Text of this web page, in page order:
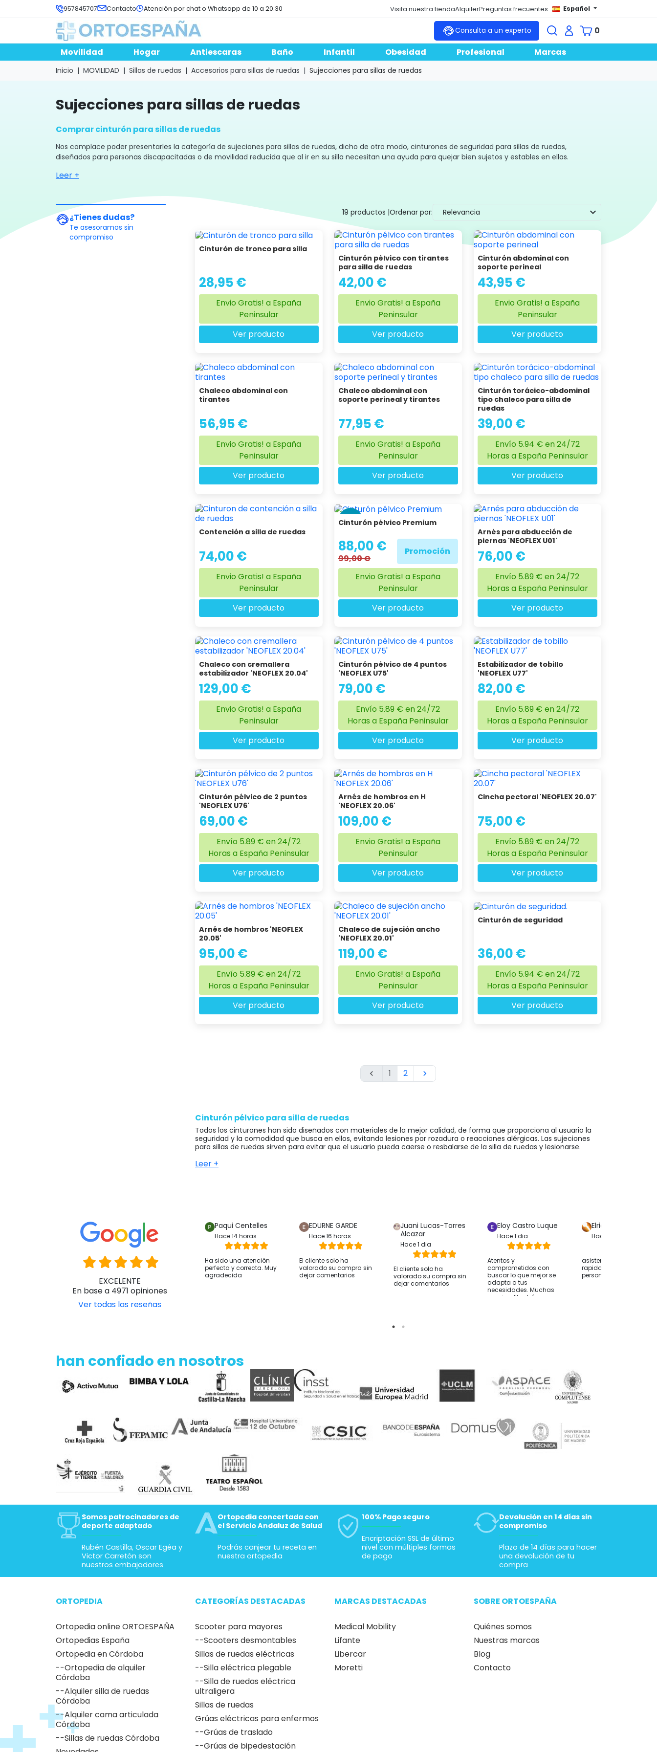
957845707 Contacto Atención por chat o Whatsapp de 10 a 20.30 Visita nuestra tiendaAlquilerPreguntas frecuentes Español
Consulta a un experto
0
Movilidad
Hogar Antiescaras Baño Infantil Obesidad Profesional Marcas
Inicio MOVILIDAD Sillas de ruedas Accesorios para sillas de ruedas Sujecciones para sillas de ruedas
sujecciones para sillas de ruedas
Comprar cinturón para sillas de ruedas
Nos complace poder presentarles la categoría de sujeciones para sillas de ruedas, dicho de otro modo, cinturones de seguridad para sillas de ruedas,
diseñados para personas discapacitadas o de movilidad reducida que al ir en su silla necesitan una ayuda para quejar bien sujetos y estables en ellas.
Leer +
¿Tienes dudas?
Te asesoramos sin
compromiso
19 productos |Ordenar por: Relevancia expand_more
Cinturón de tronco para silla
28,95 €
Envio Gratis! a España
Peninsular
Ver producto
Cinturón pélvico con tirantes
para silla de ruedas
42,00 €
Envio Gratis! a España
Peninsular
Ver producto
Cinturón abdominal con
soporte perineal
43,95 €
Envio Gratis! a España
Peninsular
Ver producto
Chaleco abdominal con
tirantes
56,95 €
Envio Gratis! a España
Peninsular
Ver producto
Chaleco abdominal con
soporte perineal y tirantes
77,95 €
Envio Gratis! a España
Peninsular
Ver producto
Cinturón torácico-abdominal
tipo chaleco para silla de
ruedas
39,00 €
Envío 5.94 € en 24/72
Horas a España Peninsular
Ver producto
Contención a silla de ruedas
74,00 €
Envio Gratis! a España
Peninsular
Ver producto
-11 %
Cinturón pélvico Premium
88,00 €
99,00 €
Promoción
Envio Gratis! a España
Peninsular
Ver producto
Arnés para abducción de
piernas 'NEOFLEX U01'
76,00 €
Envío 5.89 € en 24/72
Horas a España Peninsular
Ver producto
Chaleco con cremallera
estabilizador 'NEOFLEX 20.04'
129,00 €
Envio Gratis! a España
Peninsular
Ver producto
Cinturón pélvico de 4 puntos
'NEOFLEX U75'
79,00 €
Envío 5.89 € en 24/72
Horas a España Peninsular
Ver producto
Estabilizador de tobillo
'NEOFLEX U77'
82,00 €
Envío 5.89 € en 24/72
Horas a España Peninsular
Ver producto
Cinturón pélvico de 2 puntos
'NEOFLEX U76'
69,00 €
Envío 5.89 € en 24/72
Horas a España Peninsular
Ver producto
Arnés de hombros en H
'NEOFLEX 20.06'
109,00 €
Envio Gratis! a España
Peninsular
Ver producto
Cincha pectoral 'NEOFLEX 20.07'
75,00 €
Envío 5.89 € en 24/72
Horas a España Peninsular
Ver producto
Arnés de hombros 'NEOFLEX
20.05'
95,00 €
Envío 5.89 € en 24/72
Horas a España Peninsular
Ver producto
Chaleco de sujeción ancho
'NEOFLEX 20.01'
119,00 €
Envio Gratis! a España
Peninsular
Ver producto
Cinturón de seguridad
36,00 €
Envío 5.94 € en 24/72
Horas a España Peninsular
Ver producto
 1 2 
Cinturón pélvico para silla de ruedas
Todos los cinturones han sido diseñados con materiales de la mejor calidad, de forma que proporciona al usuario la
seguridad y la comodidad que busca en ellos, evitando lesiones por rozadura o reacciones alérgicas. Las sujeciones
para sillas de ruedas sirven para evitar que el usuario pueda caerse o resbalarse de la silla de ruedas y lesionarse.
Existen varios tipos de cinturones para sillas de ruedas y se los presentamos a continuación.
la espalda para mantener una postura recta y segura. Estos cinturones están diseñados para las personas que
tienden a encorvarse o que tienen un control limitado de su columna y espalda, evitando que al adoptar una mala
postura pueda caerse o sufrir lesiones.
Los cinturones abdominales con sujeción perineal consisten en una especie de arnés-cinturón que sujeta la zona
perineal, como bien su nombre indica, además de sujetar la zona abdominal. Estos están diseñados para las personas
con control limitado de su cuerpo que se deslizan en su silla, evitando que puedan caerse y lesionarse.
proporciona al usuario seguridad, lo que le ayudará a querer moverse de forma más independiente solo, y de esta
Para una experiencia de uso satisfactoria les recomendamos tengan en cuenta la talla de los sistemas de sujeción
para sillas de ruedas que requieran, ya que, una talla elegida erróneamente puede provocar lesiones, rozaduras o
incluso deslizamientos y caídas.
Comprar sujeciones para sillas de ruedas nunca había sido tan sencillo y cómodo, ya que, en la página web de
nuestra ortopedia podrá encontrar el producto que más le convenga y que mejor se adapte a sus necesidades, y
especializados en la materia que estarán encantados de ayudarles en su elección y asesorarlos en el caso de que
fuera necesario, de forma que la elección y compra del producto sea satisfactoria.
Leer +
EXCELENTE
En base a 4971 opiniones
Ver todas las reseñas
Paqui Centelles
Hace 14 horas
Ha sido una atención
perfecta y correcta. Muy
agradecida
EDURNE GARDE
Hace 16 horas
El cliente solo ha
valorado su compra sin
dejar comentarios
Juani Lucas-Torres
Alcazar
Hace 1 dia
El cliente solo ha
valorado su compra sin
dejar comentarios
Eloy Castro Luque
Hace 1 dia
Atentos y
comprometidos con
buscar lo que mejor se
adapta a tus
necesidades. Muchas
gracias Abrahán.
Elric Stormbringer
Hace 1 dia
asistencia muy amable,
rapida y eficaz por una
persona real
han confiado en nosotros
Somos patrocinadores de
deporte adaptado
Rubén Castilla, Oscar Egéa y
Victor Carretón son
nuestros embajadores
Ortopedia concertada con
el Servicio Andaluz de Salud
Podrás canjear tu receta en
nuestra ortopedia
100% Pago seguro
Encriptación SSL de último
nivel con múltiples formas
de pago
Devolución en 14 días sin
compromiso
Plazo de 14 días para hacer
una devolución de tu
compra
ORTOPEDIA
Ortopedia online ORTOESPAÑA
Ortopedias España
Ortopedia en Córdoba
--Ortopedia de alquiler
Córdoba
--Alquiler silla de ruedas
Córdoba
--Alquiler cama articulada
Córdoba
--Sillas de ruedas Córdoba
CATEGORÍAS DESTACADAS
Scooter para mayores
--Scooters desmontables
Sillas de ruedas eléctricas
--Silla eléctrica plegable
--Silla de ruedas eléctrica
ultraligera
Sillas de ruedas
Grúas eléctricas para enfermos
--Grúas de traslado
--Grúas de bipedestación
MARCAS DESTACADAS
Medical Mobility
Lifante
Libercar
Moretti
SOBRE ORTOESPAÑA
Quiénes somos
Nuestras marcas
Blog
Contacto